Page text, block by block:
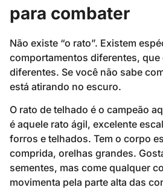
para combater
Não existe “o rato”. Existem
comportamentos diferentes, que
diferentes. Se você não sabe
está atirando no escuro.
O rato de telhado é o campeão
é aquele rato ágil, excelente
forros e telhados. Tem o corpo
comprida, orelhas grandes.
sementes, mas come qualquer
movimenta pela parte alta das